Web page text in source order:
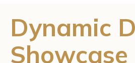
Dynamic
Showcase